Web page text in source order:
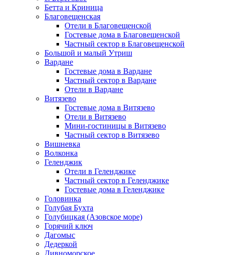
Бетта и Криница
Благовещенская
Отели в Благовещенской
Гостевые дома в Благовещенской
Частный сектор в Благовещенской
Большой и малый Утриш
Вардане
Гостевые дома в Вардане
Частный сектор в Вардане
Отели в Вардане
Витязево
Гостевые дома в Витязево
Отели в Витязево
Мини-гостиницы в Витязево
Частный сектор в Витязево
Вишневка
Волконка
Геленджик
Отели в Геленджике
Частный сектор в Геленджике
Гостевые дома в Геленджике
Головинка
Голубая Бухта
Голубицкая (Азовское море)
Горячий ключ
Дагомыс
Дедеркой
Дивноморское